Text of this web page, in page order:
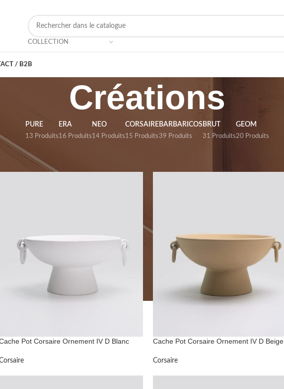
COLLECTION
/ B2B
Créations
PURE
13 Produits
ERA
16 Produits
NEO
14 Produits
CORSAIRE
15 Produits
BARBARICOS
39 Produits
BRUT
31 Produits
GEOM
20 Produits
Accueil/Créations
Pot Corsaire Ornement IV D Blanc Cache Pot Corsaire Ornement IV D Beige
Corsaire